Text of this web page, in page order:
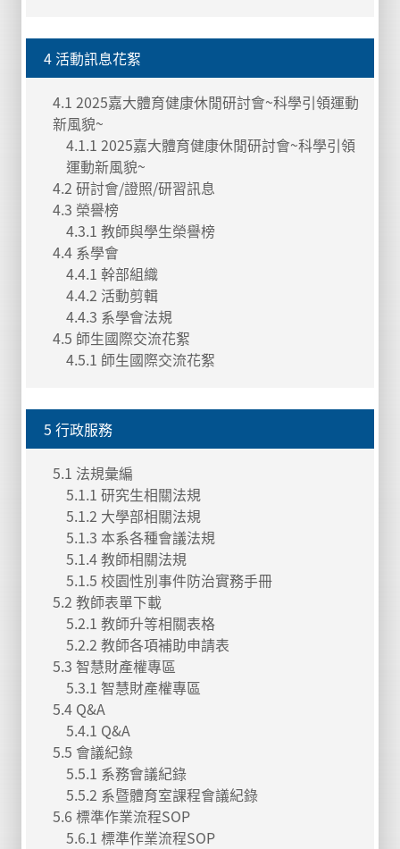
4 活動訊息花絮
4.1 2025嘉大體育健康休閒研討會~科學引領運動
新風貌~
4.1.1 2025嘉大體育健康休閒研討會~科學引領
運動新風貌~
4.2 研討會/證照/研習訊息
4.3 榮譽榜
4.3.1 教師與學生榮譽榜
4.4 系學會
4.4.1 幹部組織
4.4.2 活動剪輯
4.4.3 系學會法規
4.5 師生國際交流花絮
4.5.1 師生國際交流花絮
5 行政服務
5.1 法規彙編
5.1.1 研究生相關法規
5.1.2 大學部相關法規
5.1.3 本系各種會議法規
5.1.4 教師相關法規
5.1.5 校園性別事件防治實務手冊
5.2 教師表單下載
5.2.1 教師升等相關表格
5.2.2 教師各項補助申請表
5.3 智慧財產權專區
5.3.1 智慧財產權專區
5.4 Q&A
5.4.1 Q&A
5.5 會議紀錄
5.5.1 系務會議紀錄
5.5.2 系暨體育室課程會議紀錄
5.6 標準作業流程SOP
5.6.1 標準作業流程SOP